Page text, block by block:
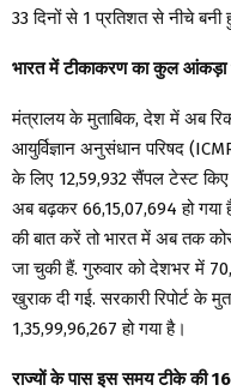
33 दिनों से 1 प्रतिशत से नीचे बनी
भारत में टीकाकरण का कुल
मंत्रालय के मुताबिक, देश में अब
आयुर्विज्ञान अनुसंधान परिषद
के लिए 12,59,932 सैंपल टेस्ट
अब बढ़कर 66,15,07,694 हो
की बात करें तो भारत में अब तक
जा चुकी हैं. गुरुवार को देशभर में
खुराक दी गई. सरकारी रिपोर्ट
1,35,99,96,267 हो गया है।
राज्यों के पास इस समय टीके की